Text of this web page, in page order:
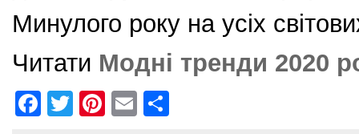
Минулого року на усіх
Читати Модні тренди 2020
F
T
Pi
E